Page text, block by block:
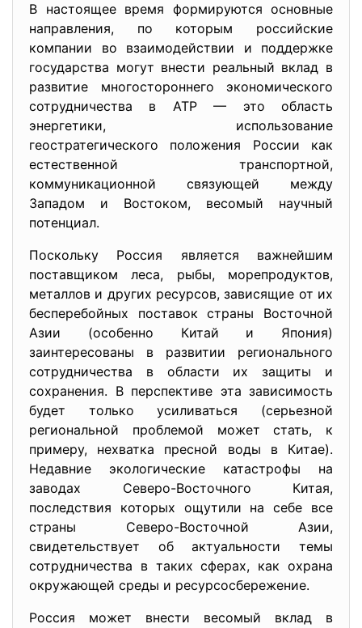
В настоящее время формируются основные
направления, по которым российские
компании во взаимодействии и поддержке
государства могут внести реальный вклад в
развитие многостороннего экономического
сотрудничества в АТР — это область
энергетики, использование
геостратегического положения России как
естественной транспортной,
коммуникационной связующей между
Западом и Востоком, весомый научный
потенциал.
Поскольку Россия является важнейшим
поставщиком леса, рыбы, морепродуктов,
металлов и других ресурсов, зависящие от их
бесперебойных поставок страны Восточной
Азии (особенно Китай и Япония)
заинтересованы в развитии регионального
сотрудничества в области их защиты и
сохранения. В перспективе эта зависимость
будет только усиливаться (серьезной
региональной проблемой может стать, к
примеру, нехватка пресной воды в Китае).
Недавние экологические катастрофы на
заводах Северо-Восточного Китая,
последствия которых ощутили на себе все
страны Северо-Восточной Азии,
свидетельствует об актуальности темы
сотрудничества в таких сферах, как охрана
окружающей среды и ресурсосбережение.
Россия может внести весомый вклад в